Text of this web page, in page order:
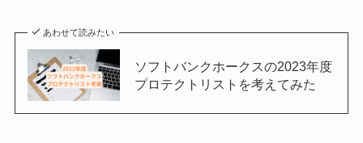
あわせて読みたい
ソフトバンクホークスの2023年度
プロテクトリストを考えてみた